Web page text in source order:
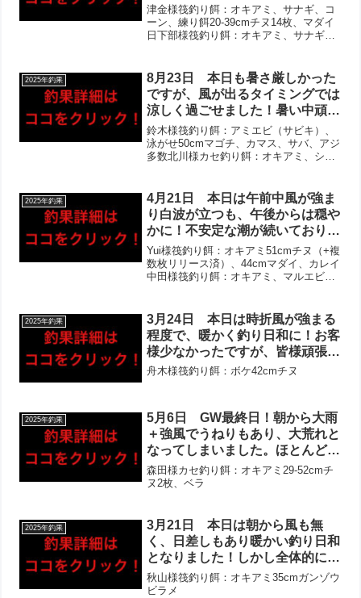
なかったですが、ほとんどの方に
お写真撮らせて頂きました！チヌ
は複数組で複数枚あがり、良型＋
性があがってきており、アジも多
数あがっておりました！
津金様筏釣り餌：オキアミ、サナギ、コ
ーン、練り餌20-39cmチヌ14枚、マダイ
日下部様筏釣り餌：オキアミ、サナギ、
枚、マダイ、アイゴ小川様筏釣り餌：
オ...
2025年釣果
8月23日 本日も暑さ厳しかった
ですが、風が出るタイミングでは
涼しく過ごせました！暑い中頑張
ってくださり、様々な釣りをお楽
しみ頂けました‼︎泳がせでは久し
ぶりに良型マゴチがあがり、シオ
枚で、アジも良型ばかりあがって
おりました‼︎
鈴木様筏釣り餌：アミエビ（サビキ）、
泳がせ50cmマゴチ、カマス、サバ、アジ
多数北川様カセ釣り餌：オキアミ、シー
アミ23-26cmチヌ3枚、アジ上ノ坊様筏釣
り...
2025年釣果
4月21日 本日は午前中風が強ま
り白波が立つも、午後からは穏や
かに！不安定な潮が続いており、
全体として伸び悩む展開に。それ
でもチヌは連日の歳無しがあが
り、複数組で複数枚‼︎リリース済
りましたが、サビキのお客様はあ
がらずで終えてしまったようで
す。
Yui様筏釣り餌：オキアミ51cmチヌ（+複
数枚リリース済）、44cmマダイ、カレイ
中田様筏釣り餌：オキアミ、マルエビ、
り餌：オキアミ26.5cm-34...
2025年釣果
3月24日 本日は時折風が強まる
程度で、暖かく釣り日和に！お客
様少なかったですが、皆様頑張っ
てくださいました‼︎当たりの数に
です。それでも終盤に良型チヌあ
げられました！水温も上がり傾向
ですので、頑張りましょう‼︎
舟木様筏釣り餌：ボケ42cmチヌ
2025年釣果
5月6日 GW最終日！朝から大雨
＋強風でうねりもあり、大荒れと
なってしまいました。ほとんどの
方がキャンセルされ、お越しの方
も途中避難される状況に。全体的
ずのお客様が多い中、チヌは連日
の歳無し含めて複数枚ゲットでし
た！
森田様カセ釣り餌：オキアミ29-52cmチ
ヌ2枚、ベラ
2025年釣果
3月21日 本日は朝から風も無
く、日差しもあり暖かい釣り日和
となりました！しかし全体的に活
性は低く、雪解け水の影響なの
か、皆様海水が冷たいとのお話し
秋山様筏釣り餌：オキアミ35cmガンゾウ
ビラメ